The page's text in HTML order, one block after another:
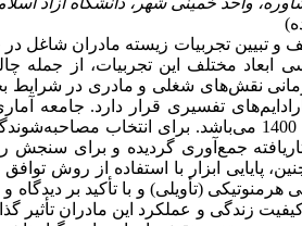
ابعاد مختلف این تجربیات، از جمله
نقش‌های شغلی و مادری در شرایط
تفسیری قرار دارد. جامعه
اردیبهشت تا خردادماه 1400 می‌باشد.
جمع‌آوری گردیده و برای سنجش
پایایی ابزار با استفاده از روش
هرمنوتیکی (تأویلی) و با تأکید بر
زندگی و عملکرد این مادران